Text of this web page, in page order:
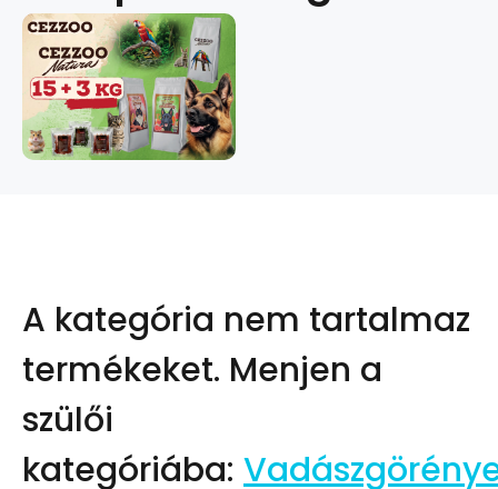
A kategória nem tartalmaz
termékeket. Menjen a
szülői
kategóriába: